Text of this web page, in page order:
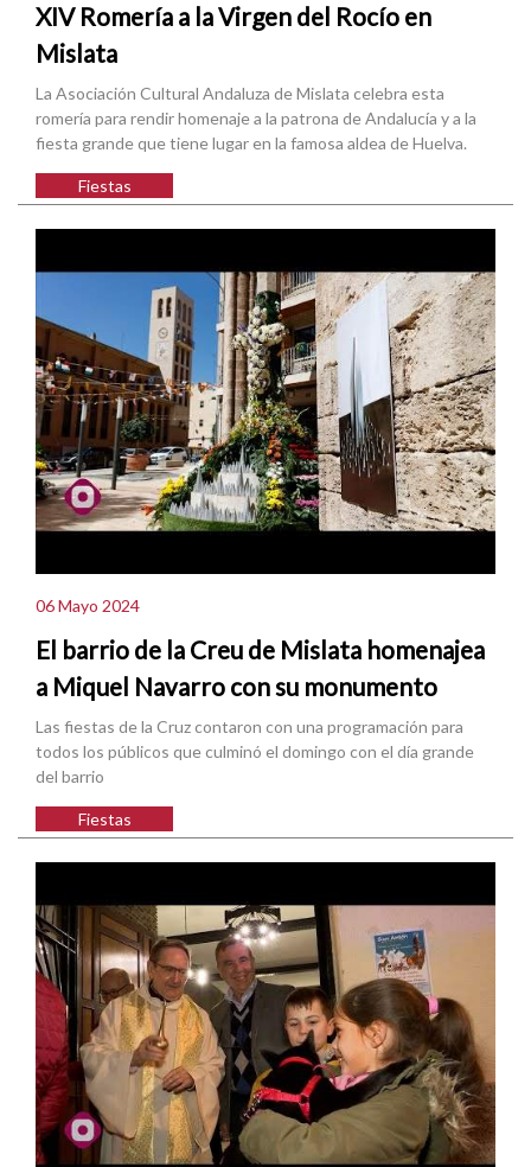
XIV Romería a la Virgen del Rocío en
Mislata
La Asociación Cultural Andaluza de Mislata celebra esta
romería para rendir homenaje a la patrona de Andalucía y a la
fiesta grande que tiene lugar en la famosa aldea de Huelva.
Fiestas
06 Mayo 2024
El barrio de la Creu de Mislata homenajea
a Miquel Navarro con su monumento
Las fiestas de la Cruz contaron con una programación para
todos los públicos que culminó el domingo con el día grande
del barrio
Fiestas